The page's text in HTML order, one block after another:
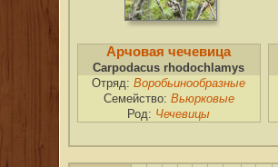
Арчовая чечевица
Carpodacus rhodochlamys
Отряд:Воробьинообразные
Семейство: Вьюрковые
Род: Чечевицы